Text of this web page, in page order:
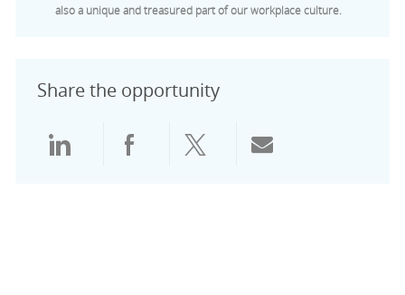
also a unique and treasured part of our workplace culture.
Share the opportunity
Share via LinkedIn
Share via Facebook
Share via twitter